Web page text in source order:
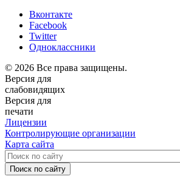
Вконтакте
Facebook
Twitter
Одноклассники
© 2026 Все права защищены.
Версия для
слабовидящих
Версия для
печати
Лицензии
Контролирующие организации
Карта сайта
Поиск по сайту